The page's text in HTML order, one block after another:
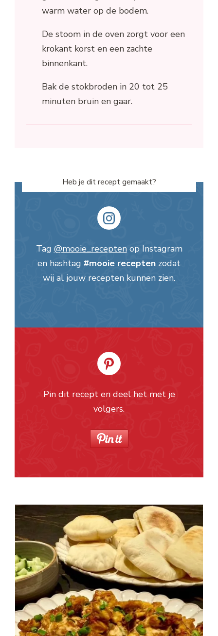
warm water op de bodem.
De stoom in de oven zorgt voor een
krokant korst en een zachte
binnenkant.
Bak de stokbroden in 20 tot 25
minuten bruin en gaar.
Heb je dit recept gemaakt?
Tag @mooie_receptenop Instagram
en hashtag #mooie recepten zodat
wij al jouw recepten kunnen zien.
Pin dit recept en deel het met je
volgers.